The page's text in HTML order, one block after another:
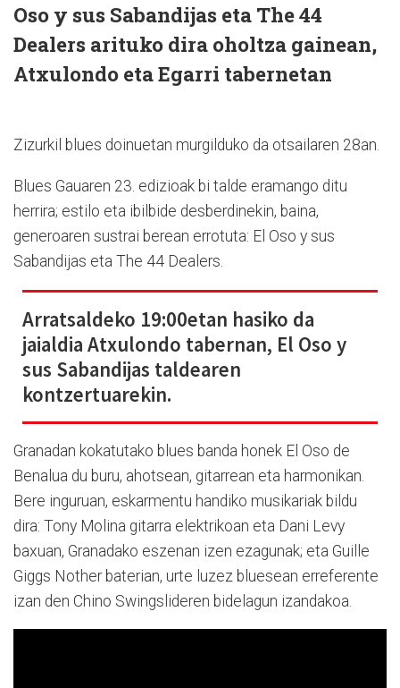
Oso y sus Sabandijas eta The 44
Dealers arituko dira oholtza gainean,
Atxulondo eta Egarri tabernetan
Zizurkil blues doinuetan murgilduko da otsailaren 28an.
Blues Gauaren 23. edizioak bi talde eramango ditu
herrira; estilo eta ibilbide desberdinekin, baina,
generoaren sustrai berean errotuta: El Oso y sus
Sabandijas eta The 44 Dealers.
Arratsaldeko 19:00etan hasiko da
jaialdia Atxulondo tabernan, El Oso y
sus Sabandijas taldearen
kontzertuarekin.
Granadan kokatutako blues banda honek El Oso de
Benalua du buru, ahotsean, gitarrean eta harmonikan.
Bere inguruan, eskarmentu handiko musikariak bildu
dira: Tony Molina gitarra elektrikoan eta Dani Levy
baxuan, Granadako eszenan izen ezagunak; eta Guille
Giggs Nother baterian, urte luzez bluesean erreferente
izan den Chino Swingslideren bidelagun izandakoa.